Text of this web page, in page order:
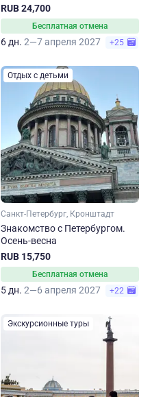
RUB 24,700
Бесплатная отмена
6 дн. 2—7 апреля 2027 +25
Отдых с детьми
Санкт-Петербург, Кронштадт
Знакомство с Петербургом.
Осень-весна
RUB 15,750
Бесплатная отмена
5 дн. 2—6 апреля 2027 +22
Экскурсионные туры